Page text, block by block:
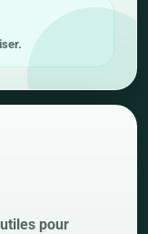
pour